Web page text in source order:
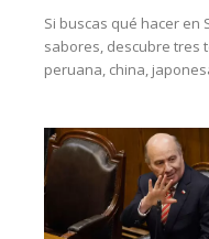
Si buscas qué hacer
sabores, descubre tres
peruana, china,